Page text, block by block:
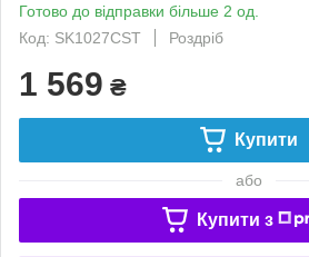
Готово до відправки більше 2 од.
Код: SK1027CST
Роздріб
1 569 ₴
Купити
або
Купити з